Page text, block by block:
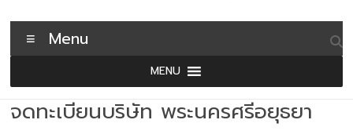
Menu
MENU
จดทะเบียนบริษัท พระนครศรีอยุธยา